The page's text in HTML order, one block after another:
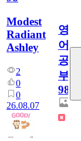
Modest
Radiant
Ashley
2
0
0
26.08.07
영
어
공
부
98